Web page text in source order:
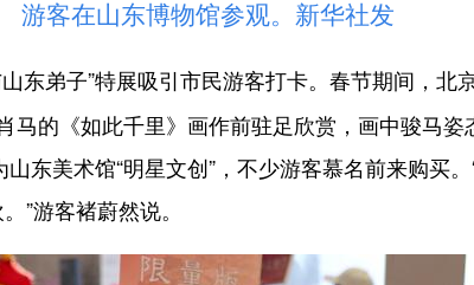
客在山东博物馆参观。新华社发
东弟子”特展吸引市民游客打卡。春节期间，北
马的《如此千里》画作前驻足欣赏，画中骏马
东美术馆“明星文创”，不少游客慕名前来购买
”游客褚蔚然说。